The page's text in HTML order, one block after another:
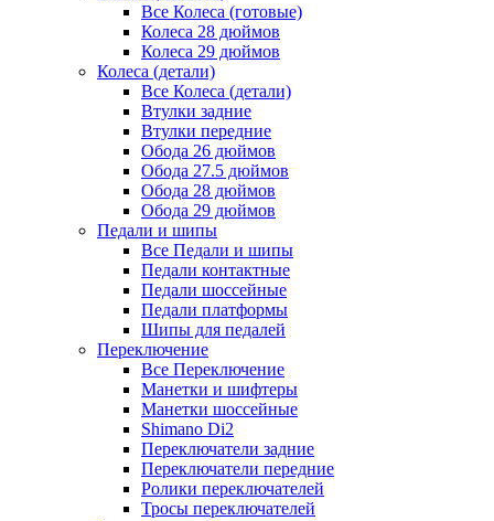
Все Колеса (готовые)
Колеса 28 дюймов
Колеса 29 дюймов
Колеса (детали)
Все Колеса (детали)
Втулки задние
Втулки передние
Обода 26 дюймов
Обода 27.5 дюймов
Обода 28 дюймов
Обода 29 дюймов
Педали и шипы
Все Педали и шипы
Педали контактные
Педали шоссейные
Педали платформы
Шипы для педалей
Переключение
Все Переключение
Манетки и шифтеры
Манетки шоссейные
Shimano Di2
Переключатели задние
Переключатели передние
Ролики переключателей
Тросы переключателей